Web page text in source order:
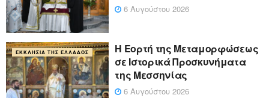
6 Αυγούστου 2026
ΕΚΚΛΗΣΊΑ ΤΗΣ ΕΛΛΆΔΟΣ
Η Εορτή της Μεταμορφώσεως
σε Ιστορικά Προσκυνήματα
της Μεσσηνίας
6 Αυγούστου 2026